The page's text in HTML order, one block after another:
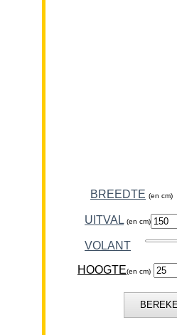
BREEDTE (en cm)
VOLANT
HOOGTE(en cm)